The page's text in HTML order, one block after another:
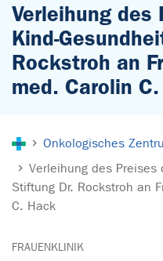
Verleihung des
Kind-
Rockstroh an
med. Carolin
Onkologisches
Verleihung des Preises
Stiftung Dr. Rockstroh an
C. Hack
FRAUENKLINIK